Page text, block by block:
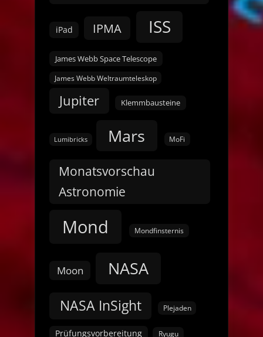
iPad IPMA ISS
James Webb Space Telescope
James Webb Weltraumteleskop
Jupiter Klemmbausteine
Lumibricks Mars MoFi
Monatsvorschau
Astronomie
Mond Mondfinsternis
Moon NASA
NASA InSight Plejaden
Prüfungsvorbereitung Ryugu